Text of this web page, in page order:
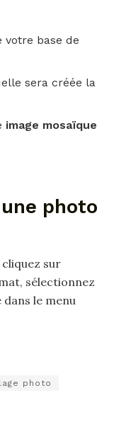
votre base de
sera créée la
image mosaïque
photo
cliquez sur
sélectionnez
dans le menu
photo